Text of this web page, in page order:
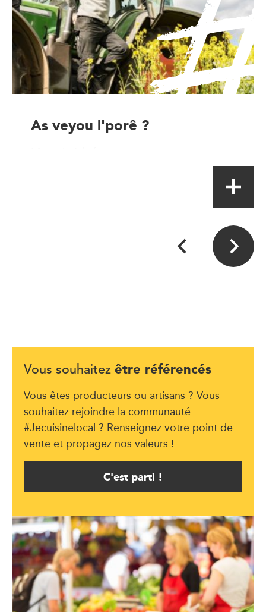
As veyou l'porê ?
Vous souhaitez être référencés
Vous êtes producteurs ou artisans ? Vous
souhaitez rejoindre la communauté
#Jecuisinelocal ? Renseignez votre point de
vente et propagez nos valeurs !
C'est parti !